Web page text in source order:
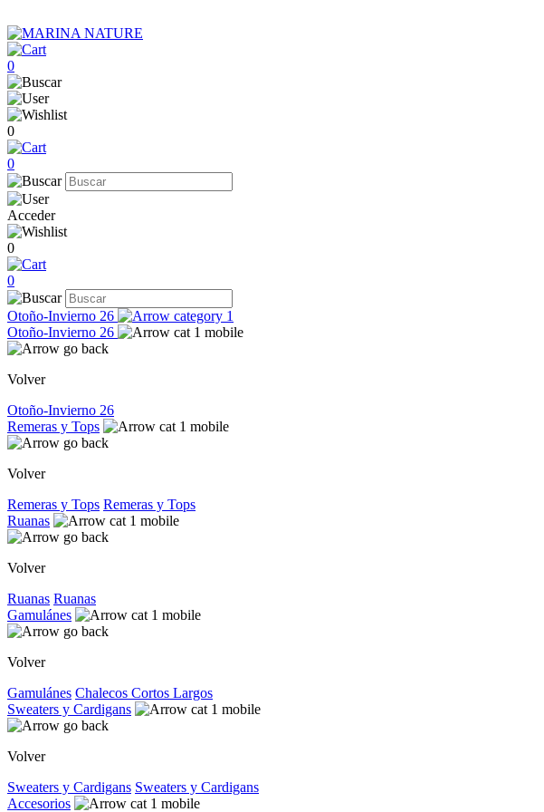
0
0
0
Acceder
0
0
Otoño-Invierno 26
Otoño-Invierno 26
Volver
Otoño-Invierno 26
Remeras y Tops
Volver
Remeras y Tops Remeras y Tops
Ruanas
Volver
Ruanas Ruanas
Gamulánes
Volver
Gamulánes Chalecos Cortos Largos
Sweaters y Cardigans
Volver
Sweaters y Cardigans Sweaters y Cardigans
Accesorios